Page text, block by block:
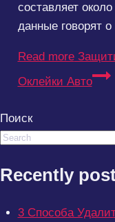
составляет
данные говорят
Read more
Оклейки Авто
Поиск
Recently
3 Способа